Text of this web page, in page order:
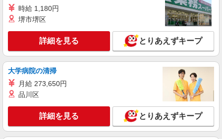
時給 1,180円
堺市堺区
詳細を見る とりあえずキープ
大学病院の清掃
月給 273,650円
品川区
詳細を見る とりあえずキープ